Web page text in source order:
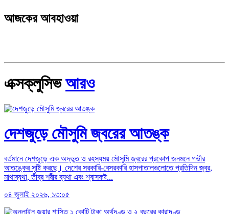
আজকের আবহাওয়া
এক্সক্লুসিভআরও
দেশজুড়ে মৌসুমি জ্বরের আতঙ্ক
বর্তমানে দেশজুড়ে এক অদ্ভুত ও রহস্যময় মৌসুমি জ্বরের প্রকোপ জনমনে গভীর
আতঙ্কের সৃষ্টি করছে। দেশের সরকারি-বেসরকারি হাসপাতালগুলোতে প্রতিদিন জ্বর,
মাথাব্যথা, তীব্র শরীর ব্যথা এবং শ্বাসকষ্ট...
০৪ জুলাই ২০২৬, ১৩:০৫